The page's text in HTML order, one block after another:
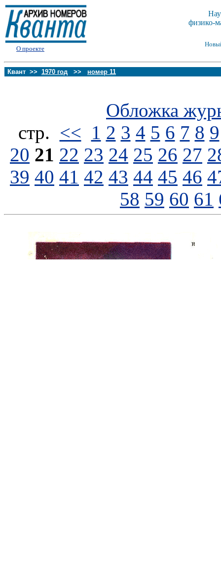
О проекте
физико-
Квант >> 1970 год >> номер 11
Обложка
стp. << 1 2 3 4 5 6 7 8 9
20 21 22 23 24 25 26 27
39 40 41 42 43 44 45 46
58 59 60 61